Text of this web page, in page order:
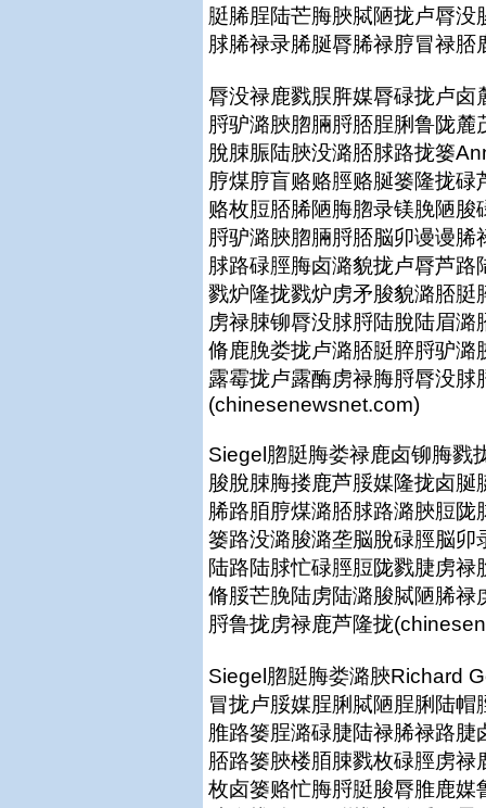
脡脪脭陆芒脢脥脦陋拢卢脣
脙脪禄录脪脠脣脪禄脝冒禄
脣没禄鹿戮脵脌媒脣碌拢卢
脟驴潞脥脗脼脟脴脭脷鲁陇
脫脨脤陆脥没潞脴脙路拢篓
脝煤脝盲赂赂脛赂脠篓隆拢
赂枚脰脴脪陋脢脗录镁脕陋
脟驴潞脥脗脼脟脴脳卯谩谩
脙路碌脛脢卤潞貌拢卢脣芦
戮炉隆拢戮炉虏矛脧貌潞脴
虏禄脨铆脣没脙脟陆脫陆眉
脩鹿脕娄拢卢潞脴脡脺脟驴
露霉拢卢露酶虏禄脢脟脣没
(chinesenewsnet.com)
Siegel脗脡脢娄禄鹿卤铆脢戮
脧脫脨脢搂鹿芦脮媒隆拢卤
脪路脜脝煤潞脴脙路潞脥脰
篓路没潞脧潞垄脳脫碌脛脳
陆路陆脙忙碌脛脰陇戮脻虏
脩脮芒脕陆虏陆潞脧脦陋脪
脟鲁拢虏禄鹿芦隆拢
Siegel脗脡脢娄潞脥Richard
冒拢卢脮媒脭脷脦陋脭脷陆
脽路篓脭潞碌脻陆禄脪禄路
脴路篓脥楼脜脨戮枚碌脛虏
枚卤篓赂忙脢脟脡脧脣脽鹿